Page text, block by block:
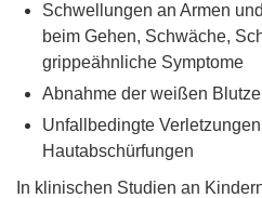
Schwellungen an Armen
beim Gehen, Schwäche,
grippeähnliche Symptome
Abnahme der weißen
Unfallbedingte
Hautabschürfungen
In klinischen Studien an